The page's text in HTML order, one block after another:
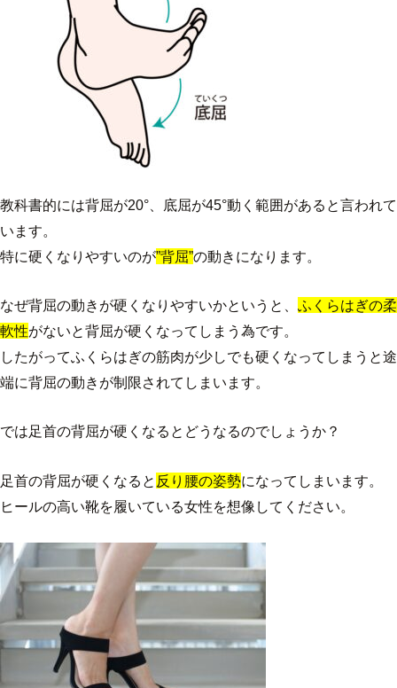
教科書的には背屈が20°、底屈が45°動く範囲があると言われて
います。
特に硬くなりやすいのが”背屈”の動きになります。
なぜ背屈の動きが硬くなりやすいかというと、 ふくらはぎの柔
軟性がないと背屈が硬くなってしまう為です。
したがってふくらはぎの筋肉が少しでも硬くなってしまうと途
端に背屈の動きが制限されてしまいます。
では足首の背屈が硬くなるとどうなるのでしょうか？
足首の背屈が硬くなると 反り腰の姿勢になってしまいます。
ヒールの高い靴を履いている女性を想像してください。